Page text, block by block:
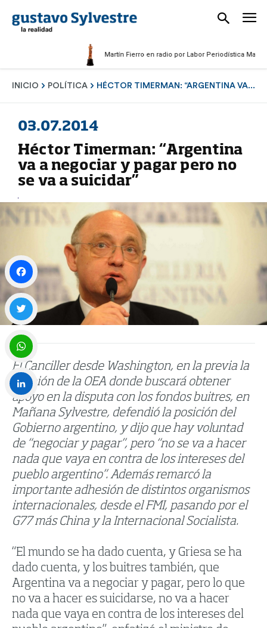
Martín Fierro en radio por Labor Periodística Masculina
INICIO POLÍTICA HÉCTOR TIMERMAN: “ARGENTINA VA...
03.07.2014
Héctor Timerman: “Argentina
va a negociar y pagar pero no
se va a suicidar”
El Canciller desde Washington, en la previa la
reunión de la OEA donde buscará obtener
apoyo en la disputa con los fondos buitres, en
Mañana Sylvestre, defendió la posición del
Gobierno argentino, y dijo que hay voluntad
de “negociar y pagar”, pero “no se va a hacer
nada que vaya en contra de los intereses del
pueblo argentino”. Además remarcó la
importante adhesión de distintos organismos
internacionales, desde el FMI, pasando por el
G77 más China y la Internacional Socialista.
“El mundo se ha dado cuenta, y Griesa se ha
dado cuenta, y los buitres también, que
Argentina va a negociar y pagar, pero lo que
no va a hacer es suicidarse, no va a hacer
nada que vaya en contra de los intereses del
Facebook
Twitter
WhatsApp
LinkedIn